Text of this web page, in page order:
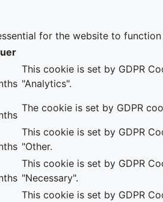
for the website to
This cookie is set by GDPR
"Analytics".
The cookie is set by GDPR
This cookie is set by GDPR
"Other.
This cookie is set by GDPR
"Necessary".
This cookie is set by GDPR